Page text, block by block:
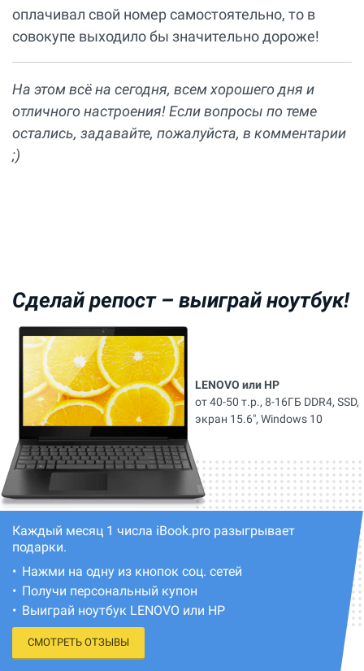
оплачивал свой номер самостоятельно, то в
совокупе выходило бы значительно дороже!
На этом всё на сегодня, всем хорошего дня и
отличного настроения! Если вопросы по теме
остались, задавайте, пожалуйста, в комментарии
;)
Сделай репост – выиграй ноутбук!
Каждый месяц 1 числа iBook.pro разыгрывает
подарки.
Нажми на одну из кнопок соц. сетей
Получи персональный купон
Выиграй ноутбук LENOVO или HP
СМОТРЕТЬ ОТЗЫВЫ
LENOVO или HP
от 40-50 т.р., 8-16ГБ DDR4, SSD,
экран 15.6", Windows 10